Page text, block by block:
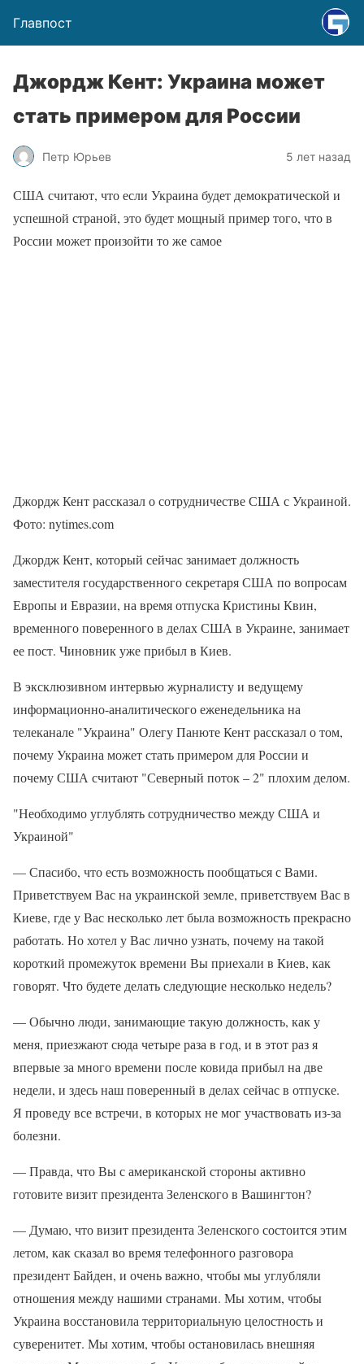
Главпост
Джордж Кент: Украина может
стать примером для России
Петр Юрьев 5 лет назад
США считают, что если Украина будет демократической и
успешной страной, это будет мощный пример того, что в
России может произойти то же самое
Джордж Кент рассказал о сотрудничестве США с Украиной.
Фото: nytimes.com
Джордж Кент, который сейчас занимает должность
заместителя государственного секретаря США по вопросам
Европы и Евразии, на время отпуска Кристины Квин,
временного поверенного в делах США в Украине, занимает
ее пост. Чиновник уже прибыл в Киев.
В эксклюзивном интервью журналисту и ведущему
информационно-аналитического еженедельника на
телеканале "Украина" Олегу Панюте Кент рассказал о том,
почему Украина может стать примером для России и
почему США считают "Северный поток – 2" плохим делом.
"Необходимо углублять сотрудничество между США и
Украиной"
— Спасибо, что есть возможность пообщаться с Вами.
Приветствуем Вас на украинской земле, приветствуем Вас в
Киеве, где у Вас несколько лет была возможность прекрасно
работать. Но хотел у Вас лично узнать, почему на такой
короткий промежуток времени Вы приехали в Киев, как
говорят. Что будете делать следующие несколько недель?
— Обычно люди, занимающие такую должность, как у
меня, приезжают сюда четыре раза в год, и в этот раз я
впервые за много времени после ковида прибыл на две
недели, и здесь наш поверенный в делах сейчас в отпуске.
Я проведу все встречи, в которых не мог участвовать из-за
болезни.
— Правда, что Вы с американской стороны активно
готовите визит президента Зеленского в Вашингтон?
— Думаю, что визит президента Зеленского состоится этим
летом, как сказал во время телефонного разговора
президент Байден, и очень важно, чтобы мы углубляли
отношения между нашими странами. Мы хотим, чтобы
Украина восстановила территориальную целостность и
суверенитет. Мы хотим, чтобы остановилась внешняя